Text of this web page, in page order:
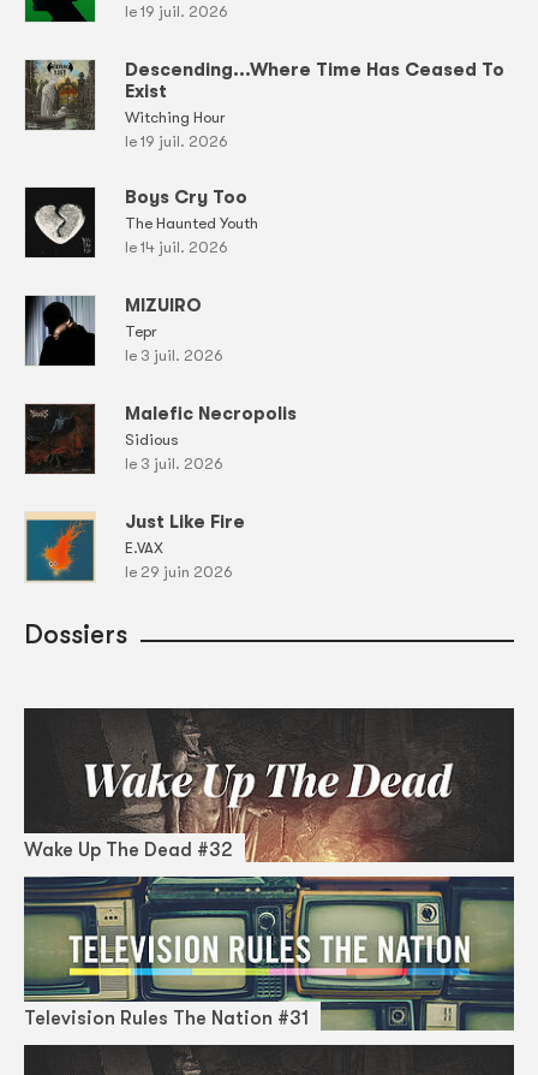
le 19 juil. 2026
Descending...Where Time Has Ceased To
Exist
Witching Hour
le 19 juil. 2026
Boys Cry Too
The Haunted Youth
le 14 juil. 2026
MIZUIRO
Tepr
le 3 juil. 2026
Malefic Necropolis
Sidious
le 3 juil. 2026
Just Like Fire
E.VAX
le 29 juin 2026
Dossiers
Wake Up The Dead #32
Television Rules The Nation #31